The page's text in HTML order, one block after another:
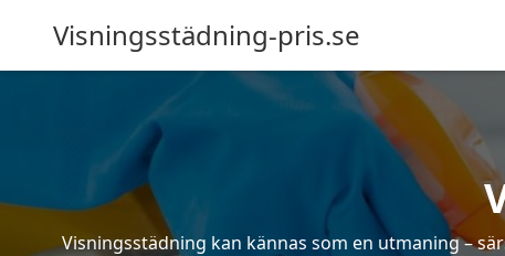
Visningsstädning-pris.se
Visningsstädning kan kännas som en utmaning –